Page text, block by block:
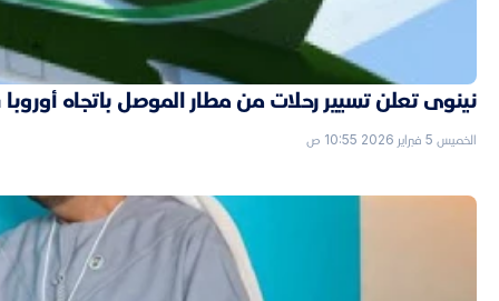
نينوى تعلن تسيير رحلات من مطار الموصل باتجاه أوروبا
الخميس 5 فبراير 2026 10:55 ص